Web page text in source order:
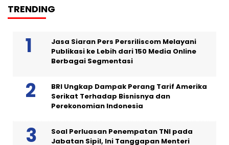
TRENDING
Jasa Siaran Pers Persriliscom Melayani
Publikasi ke Lebih dari 150 Media Online
Berbagai Segmentasi
BRI Ungkap Dampak Perang Tarif Amerika
Serikat Terhadap Bisnisnya dan
Perekonomian Indonesia
Soal Perluasan Penempatan TNI pada
Jabatan Sipil, Ini Tanggapan Menteri